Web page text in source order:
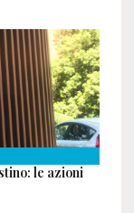
le azioni